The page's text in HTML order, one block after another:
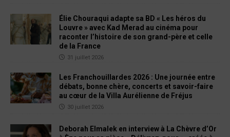
Élie Chouraqui adapte sa BD « Les héros du
Louvre » avec Kad Merad au cinéma pour
raconter l’histoire de son grand-père et celle
de la France
31 juillet 2026
Les Franchouillardes 2026 : Une journée entre
débats, bonne chère, concerts et savoir-faire
au cœur de la Villa Aurélienne de Fréjus
30 juillet 2026
Deborah Elmalek en interview à La Chèvre d’Or